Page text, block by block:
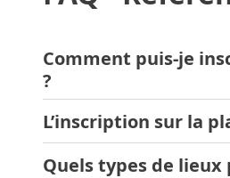
Comment puis-je
?
Pour inscrire votre salle
ci-dessus.
L’inscription sur la
Oui, l’inscription sur Lieu
Quels types de